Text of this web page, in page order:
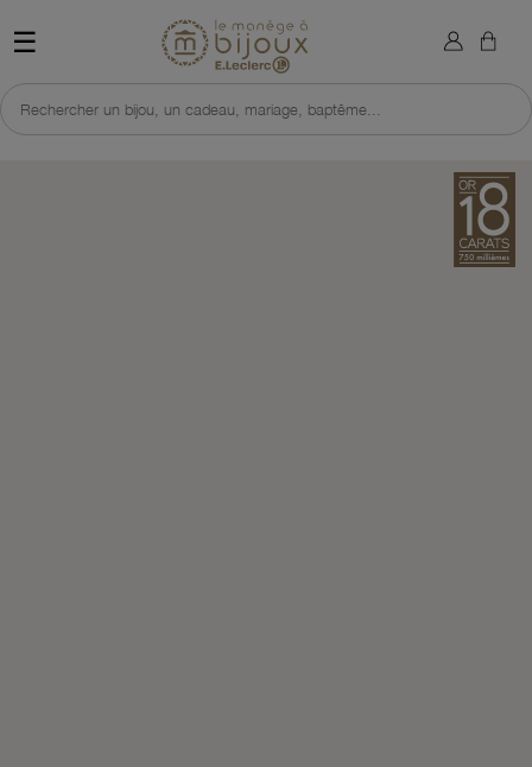
☰ Retour à l'accueil du site
Rechercher un bijou, un cadeau, mariage, baptême...
×